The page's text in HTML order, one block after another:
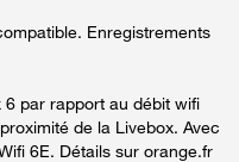
Enregistrements
par rapport au débit wifi
de la Livebox. Avec
6E. Détails sur orange.fr